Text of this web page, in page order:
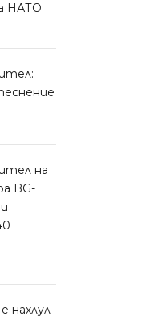
НАТО
на
BG-
нахлул